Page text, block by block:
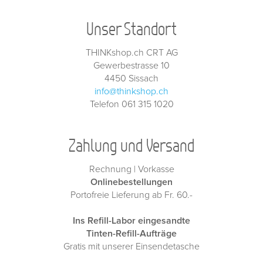
Unser Standort
THINKshop.ch CRT AG
Gewerbestrasse 10
4450 Sissach
info@thinkshop.ch
Telefon 061 315 1020
Zahlung und Versand
Rechnung | Vorkasse
Onlinebestellungen
Portofreie Lieferung ab Fr. 60.-
Ins Refill-Labor eingesandte
Tinten-Refill-Aufträge
Gratis mit unserer Einsendetasche